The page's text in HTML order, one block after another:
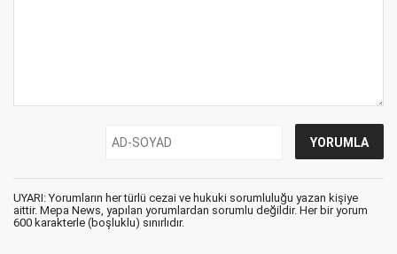
UYARI: Yorumların her türlü cezai ve hukuki sorumluluğu yazan kişiye
aittir. Mepa News, yapılan yorumlardan sorumlu değildir. Her bir yorum
600 karakterle (boşluklu) sınırlıdır.